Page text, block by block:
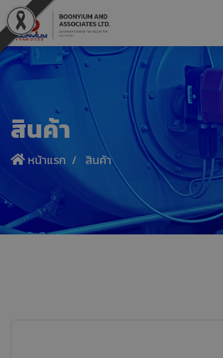
สินค้า
หน้าแรก สินค้า